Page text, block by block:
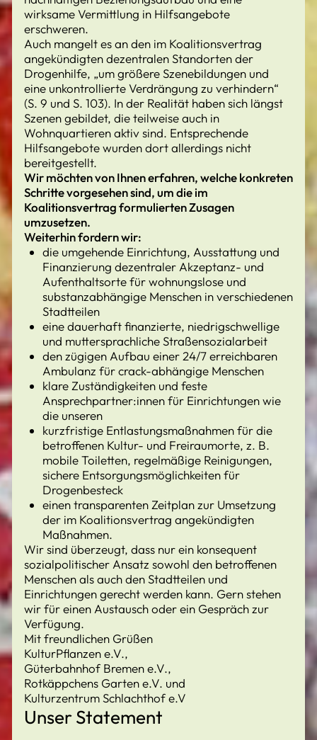
wirksame Vermittlung in Hilfsangebote
erschweren.
Auch mangelt es an den im Koalitionsvertrag
angekündigten dezentralen Standorten der
Drogenhilfe, „um größere Szenebildungen und
eine unkontrollierte Verdrängung zu verhindern“
(S. 9 und S. 103). In der Realität haben sich längst
Szenen gebildet, die teilweise auch in
Wohnquartieren aktiv sind. Entsprechende
Hilfsangebote wurden dort allerdings nicht
bereitgestellt.
Wir möchten von Ihnen erfahren, welche konkreten
Schritte vorgesehen sind, um die im
Koalitionsvertrag formulierten Zusagen
umzusetzen.
Weiterhin fordern wir:
die umgehende Einrichtung, Ausstattung und
Finanzierung dezentraler Akzeptanz- und
Aufenthaltsorte für wohnungslose und
substanzabhängige Menschen in verschiedenen
Stadtteilen
eine dauerhaft finanzierte, niedrigschwellige
und muttersprachliche Straßensozialarbeit
den zügigen Aufbau einer 24/7 erreichbaren
Ambulanz für crack-abhängige Menschen
klare Zuständigkeiten und feste
Ansprechpartner:innen für Einrichtungen wie
die unseren
kurzfristige Entlastungsmaßnahmen für die
betroffenen Kultur- und Freiraumorte, z. B.
mobile Toiletten, regelmäßige Reinigungen,
sichere Entsorgungsmöglichkeiten für
Drogenbesteck
einen transparenten Zeitplan zur Umsetzung
der im Koalitionsvertrag angekündigten
Maßnahmen.
Wir sind überzeugt, dass nur ein konsequent
sozialpolitischer Ansatz sowohl den betroffenen
Menschen als auch den Stadtteilen und
Einrichtungen gerecht werden kann. Gern stehen
wir für einen Austausch oder ein Gespräch zur
Verfügung.
Mit freundlichen Grüßen
KulturPflanzen e.V.,
Güterbahnhof Bremen e.V.,
Rotkäppchens Garten e.V. und
Kulturzentrum Schlachthof e.V
Unser Statement